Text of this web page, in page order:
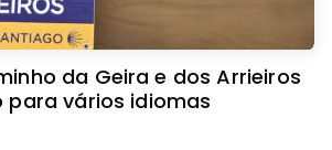
da Geira e dos Arrieiros
para vários idiomas